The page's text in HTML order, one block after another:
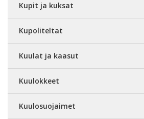
Kupit ja kuksat
Kupoliteltat
Kuulat ja kaasut
Kuulokkeet
Kuulosuojaimet